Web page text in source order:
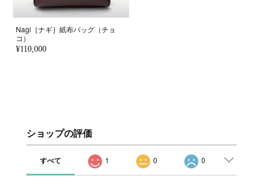
Nagi［ナギ］紙布バッグ（チョ
コ）
¥110,000
ショップの評価
すべて 1 0 0